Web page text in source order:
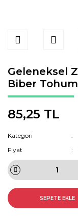
Geleneksel
Biber
85,25 TL
Kategori
Fiyat
SEPETE EKLE